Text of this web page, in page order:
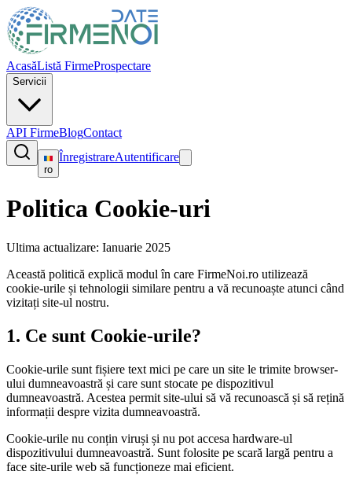
AcasăListă FirmeProspectare
Servicii
API FirmeBlogContact
ro
ÎnregistrareAutentificare
Politica Cookie-uri
Ultima actualizare: Ianuarie 2025
Această politică explică modul în care FirmeNoi.ro utilizează
cookie-urile și tehnologii similare pentru a vă recunoaște atunci când
vizitați site-ul nostru.
1. Ce sunt Cookie-urile?
Cookie-urile sunt fișiere text mici pe care un site le trimite browser-
ului dumneavoastră și care sunt stocate pe dispozitivul
dumneavoastră. Acestea permit site-ului să vă recunoască și să rețină
informații despre vizita dumneavoastră.
Cookie-urile nu conțin viruși și nu pot accesa hardware-ul
dispozitivului dumneavoastră. Sunt folosite pe scară largă pentru a
face site-urile web să funcționeze mai eficient.